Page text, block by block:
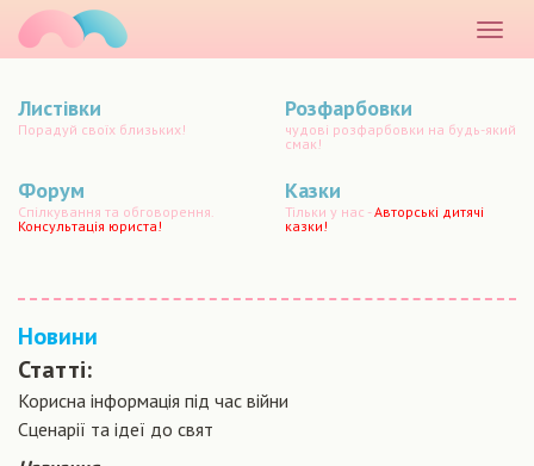
меню
Листівки
Порадуй своїх близьких!
Розфарбовки
чудові розфарбовки на будь-який
смак!
Форум
Спілкування та обговорення.
Консультація юриста!
Казки
Тільки у нас -Авторські дитячі
казки!
Новини
Статті:
Корисна інформація під час війни
Сценарiї та iдеї до свят